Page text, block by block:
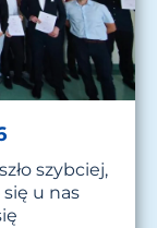
szybciej,
u nas